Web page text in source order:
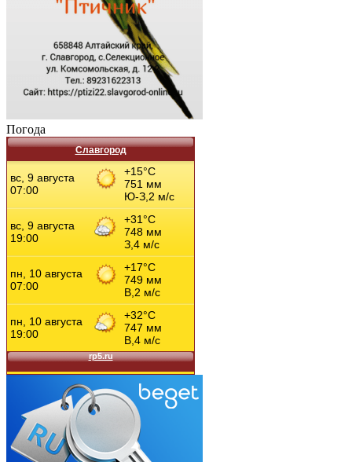
Погода
Славгород